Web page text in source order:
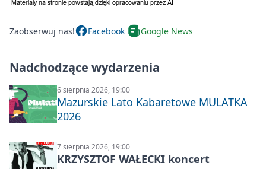
Zaobserwuj nas! Facebook Google News
Nadchodzące wydarzenia
6 sierpnia 2026, 19:00
Mazurskie Lato Kabaretowe MULATKA
2026
7 sierpnia 2026, 19:00
KRZYSZTOF WAŁECKI koncert